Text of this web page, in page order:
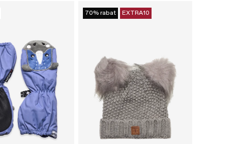
70% rabat EXTRA10